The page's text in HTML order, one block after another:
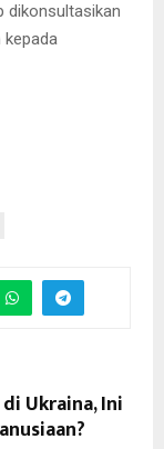
dikonsultasikan
kepada
Ukraina, Ini